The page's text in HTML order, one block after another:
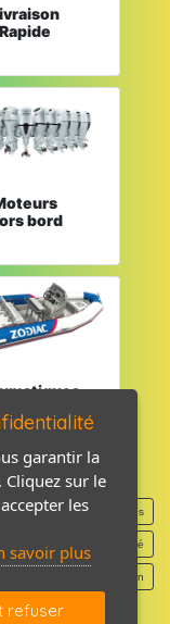
Rapide
bord
Mentions légales
Politique de confidentialité
Contact / Plan
garantir la
sur le
les
savoir plus
refuser